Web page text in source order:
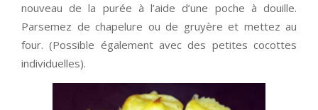
nouveau de la purée à l’aide d’une poche à douille.
Parsemez de chapelure ou de gruyère et mettez au
four. (Possible également avec des petites cocottes
individuelles).